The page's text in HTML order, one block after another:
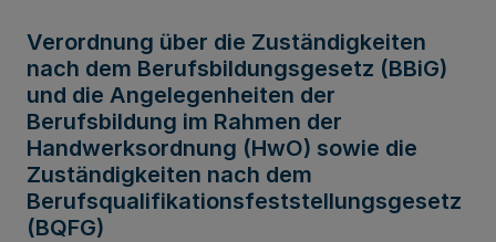
Verordnung über die Zuständigkeiten
nach dem Berufsbildungsgesetz (BBiG)
und die Angelegenheiten der
Berufsbildung im Rahmen der
Handwerksordnung (HwO) sowie die
Zuständigkeiten nach dem
Berufsqualifikationsfeststellungsgesetz
(BQFG)